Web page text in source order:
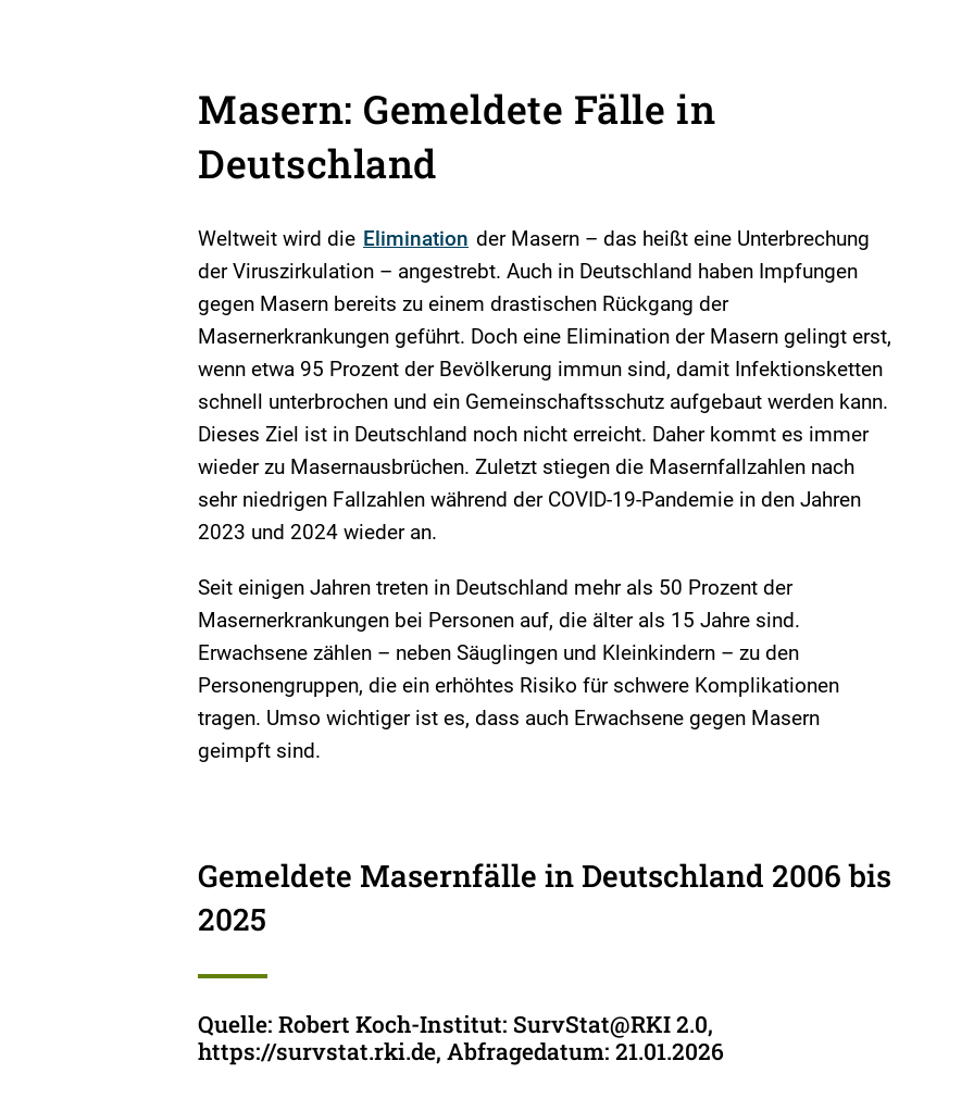
Masern: Gemeldete Fälle in
Deutschland
Weltweit wird die Elimination der Masern – das heißt eine Unterbrechung
der Viruszirkulation – angestrebt. Auch in Deutschland haben Impfungen
gegen Masern bereits zu einem drastischen Rückgang der
Masernerkrankungen geführt. Doch eine Elimination der Masern gelingt erst,
wenn etwa 95 Prozent der Bevölkerung immun sind, damit Infektionsketten
schnell unterbrochen und ein Gemeinschaftsschutz aufgebaut werden kann.
Dieses Ziel ist in Deutschland noch nicht erreicht. Daher kommt es immer
wieder zu Masernausbrüchen. Zuletzt stiegen die Masernfallzahlen nach
sehr niedrigen Fallzahlen während der COVID-19-Pandemie in den Jahren
2023 und 2024 wieder an.
Seit einigen Jahren treten in Deutschland mehr als 50 Prozent der
Masernerkrankungen bei Personen auf, die älter als 15 Jahre sind.
Erwachsene zählen – neben Säuglingen und Kleinkindern – zu den
Personengruppen, die ein erhöhtes Risiko für schwere Komplikationen
tragen. Umso wichtiger ist es, dass auch Erwachsene gegen Masern
geimpft sind.
Gemeldete Masernfälle in Deutschland 2006 bis
2025
Quelle: Robert Koch-Institut: SurvStat@RKI 2.0,
https://survstat.rki.de, Abfragedatum: 21.01.2026